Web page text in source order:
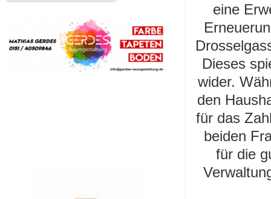
eine
Dieses
wider.
den
für das
beiden
für die